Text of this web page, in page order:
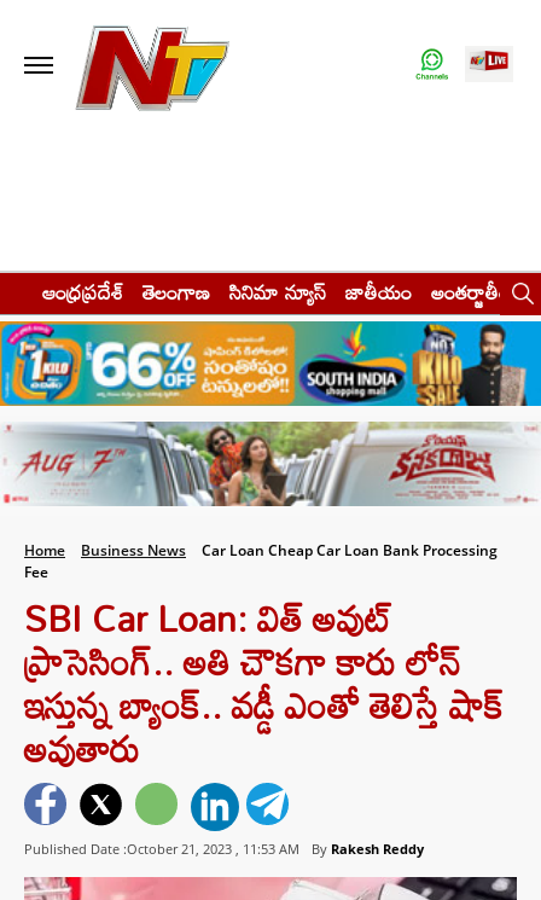
ఆంధ్రప్రదేశ్ తెలంగాణ సినిమా న్యూస్ జాతీయం అంతర్జాతీయం
Home Business News
Car Loan Cheap Car Loan Bank Processing
Fee
SBI Car Loan: విత్ అవుట్
ప్రాసెసింగ్.. అతి చౌకగా కారు లోన్
ఇస్తున్న బ్యాంక్.. వడ్డీ ఎంతో తెలిస్తే షాక్
అవుతారు
Published Date :October 21, 2023 , 11:53 AM By Rakesh Reddy